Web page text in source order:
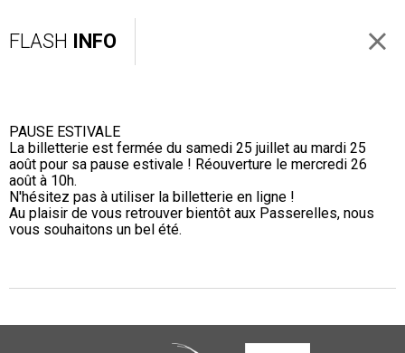
FLASH INFO
PAUSE ESTIVALE
La billetterie est fermée du samedi 25 juillet au mardi 25
août pour sa pause estivale ! Réouverture le mercredi 26
août à 10h.
N'hésitez pas à utiliser la billetterie en ligne !
Au plaisir de vous retrouver bientôt aux Passerelles, nous
vous souhaitons un bel été.